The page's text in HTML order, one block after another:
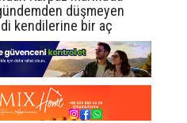
düşmeyen
kendilerine bir aç